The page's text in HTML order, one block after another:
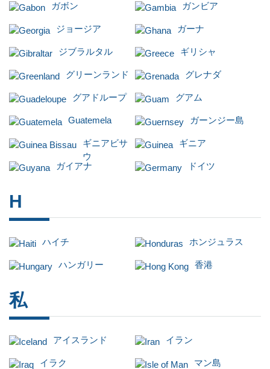
ガボン ガンビア
ジョージア ガーナ
ジブラルタル ギリシャ
グリーンランド グレナダ
グアドループ グアム
Guatemela ガーンジー島
ギニアビサ
ウ
ギニア
ガイアナ ドイツ
H
ハイチ ホンジュラス
ハンガリー 香港
私
アイスランド イラン
イラク マン島